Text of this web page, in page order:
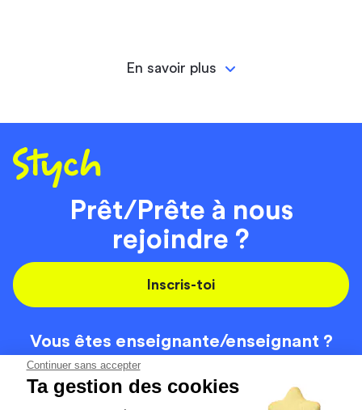
Continuer sans accepter
Ta gestion des cookies
En savoir plus
Prêt/Prête à nous
rejoindre ?
Inscris-toi
Vous êtes enseignante/enseignant ?
On recrute